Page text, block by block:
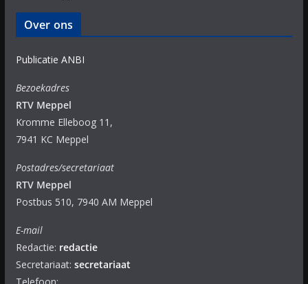
Over ons
Publicatie ANBI
Bezoekadres
RTV Meppel
Kromme Elleboog 11,
7941 KC Meppel
Postadres/secretariaat
RTV Meppel
Postbus 510, 7940 AM Meppel
E-mail
Redactie: redactie
Secretariaat: secretariaat